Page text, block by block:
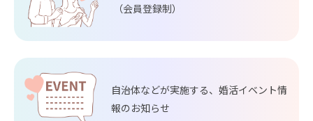
（会員登録制）
自治体などが実施する、婚活イベント情
報のお知らせ